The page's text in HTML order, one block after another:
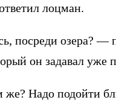
лоцман.
посреди озера? —
он задавал уже
Надо подойти